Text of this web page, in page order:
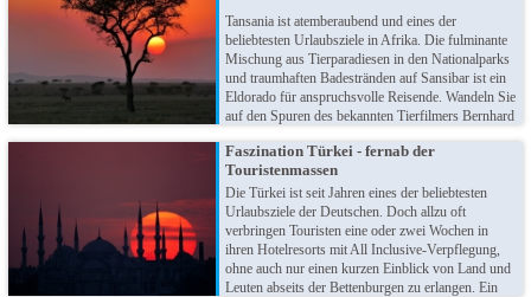
Erkundung neuer Kulturen und Ländern. Just give
it a try!
Tansania ist atemberaubend und eines der
beliebtesten Urlaubsziele in Afrika. Die fulminante
Mischung aus Tierparadiesen in den Nationalparks
und traumhaften Badestränden auf Sansibar ist ein
Eldorado für anspruchsvolle Reisende. Wandeln Sie
auf den Spuren des bekannten Tierfilmers Bernhard
der Serengeti. Die Big Five warten auf Sie!
Faszination Türkei - fernab der
Touristenmassen
Die Türkei ist seit Jahren eines der beliebtesten
Urlaubsziele der Deutschen. Doch allzu oft
verbringen Touristen eine oder zwei Wochen in
ihren Hotelresorts mit All Inclusive-Verpflegung,
ohne auch nur einen kurzen Einblick von Land und
Leuten abseits der Bettenburgen zu erlangen. Ein